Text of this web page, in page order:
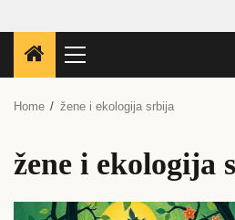
Primary
Menu
Home žene i ekologija srbija
žene i ekologija